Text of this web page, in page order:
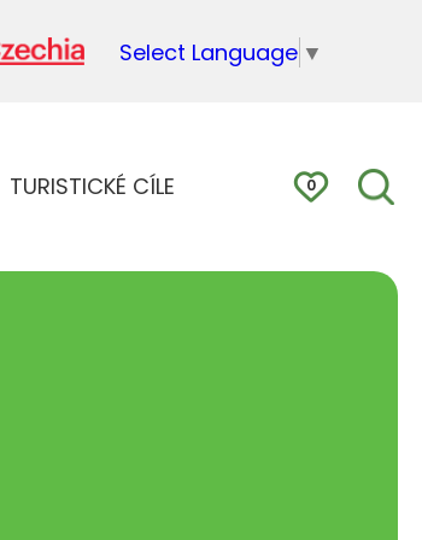
Select Language ▼
TURISTICKÉ CÍLE 0